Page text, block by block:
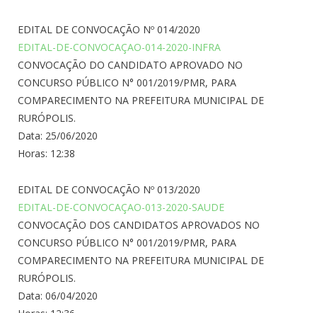
EDITAL DE CONVOCAÇÃO Nº 014/2020
EDITAL-DE-CONVOCAÇAO-014-2020-INFRA
CONVOCAÇÃO DO CANDIDATO APROVADO NO
CONCURSO PÚBLICO N° 001/2019/PMR, PARA
COMPARECIMENTO NA PREFEITURA MUNICIPAL DE
RURÓPOLIS.
Data: 25/06/2020
Horas: 12:38
EDITAL DE CONVOCAÇÃO Nº 013/2020
EDITAL-DE-CONVOCAÇAO-013-2020-SAUDE
CONVOCAÇÃO DOS CANDIDATOS APROVADOS NO
CONCURSO PÚBLICO N° 001/2019/PMR, PARA
COMPARECIMENTO NA PREFEITURA MUNICIPAL DE
RURÓPOLIS.
Data: 06/04/2020